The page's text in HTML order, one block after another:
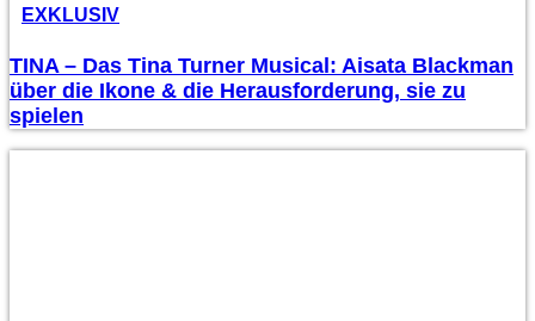
EXKLUSIV
TINA – Das Tina Turner Musical: Aisata Blackman
über die Ikone & die Herausforderung, sie zu
spielen